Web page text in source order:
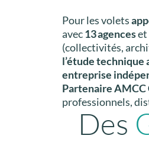
Pour les volets
avec13 agenceset
(collectivités,
l’étude technique
entreprise
Partenaire
professionnels,
Des